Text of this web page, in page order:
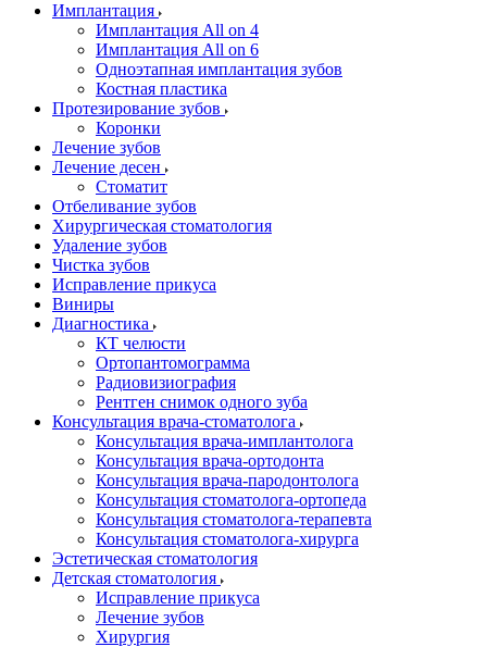
Имплантация
Имплантация All on 4
Имплантация All on 6
Одноэтапная имплантация зубов
Костная пластика
Протезирование зубов
Коронки
Лечение зубов
Лечение десен
Стоматит
Отбеливание зубов
Хирургическая стоматология
Удаление зубов
Чистка зубов
Исправление прикуса
Виниры
Диагностика
КТ челюсти
Ортопантомограмма
Радиовизиография
Рентген снимок одного зуба
Консультация врача-стоматолога
Консультация врача-имплантолога
Консультация врача-ортодонта
Консультация врача-пародонтолога
Консультация стоматолога-ортопеда
Консультация стоматолога-терапевта
Консультация стоматолога-хирурга
Эстетическая стоматология
Детская стоматология
Исправление прикуса
Лечение зубов
Хирургия